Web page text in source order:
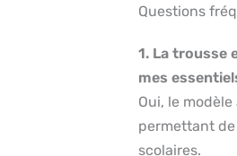
Questions
1. La trousse
mes
Oui, le
permettant
scolaires.